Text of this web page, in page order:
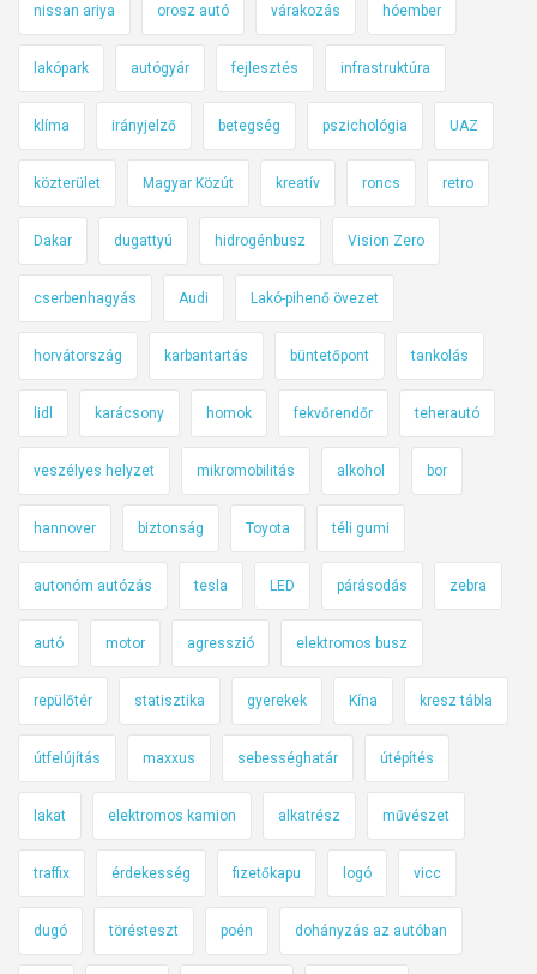
nissan ariya orosz autó várakozás hóember
lakópark autógyár fejlesztés infrastruktúra
klíma irányjelző betegség pszichológia UAZ
közterület Magyar Közút kreatív roncs retro
Dakar dugattyú hidrogénbusz Vision Zero
cserbenhagyás Audi Lakó-pihenő övezet
horvátország karbantartás büntetőpont tankolás
lidl karácsony homok fekvőrendőr teherautó
veszélyes helyzet mikromobilitás alkohol bor
hannover biztonság Toyota téli gumi
autonóm autózás tesla LED párásodás zebra
autó motor agresszió elektromos busz
repülőtér statisztika gyerekek Kína kresz tábla
útfelújítás maxxus sebességhatár útépítés
lakat elektromos kamion alkatrész művészet
traffix érdekesség fizetőkapu logó vicc
dugó törésteszt poén dohányzás az autóban